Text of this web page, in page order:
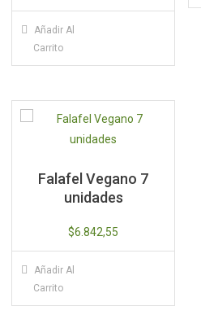
Añadir Al
Carrito
Falafel Vegano 7
unidades
$6.842,55
Añadir Al
Carrito